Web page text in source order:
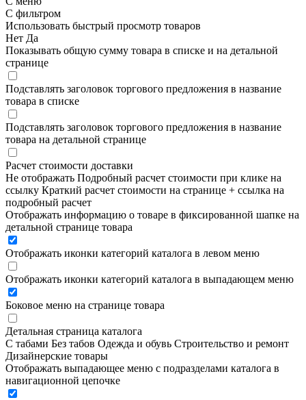
С фильтром
Использовать быстрый просмотр товаров
Нет Да
Показывать общую сумму товара в списке и на детальной
странице
Подставлять заголовок торгового предложения в название
товара в списке
Подставлять заголовок торгового предложения в название
товара на детальной странице
Расчет стоимости доставки
Не отображать Подробный расчет стоимости при клике на
ссылку Краткий расчет стоимости на странице + ссылка на
подробный расчет
Отображать информацию о товаре в фиксированной шапке на
детальной странице товара
Отображать иконки категорий каталога в левом меню
Отображать иконки категорий каталога в выпадающем меню
Боковое меню на странице товара
Детальная страница каталога
С табами Без табов Одежда и обувь Строительство и ремонт
Дизайнерские товары
Отображать выпадающее меню с подразделами каталога в
навигационной цепочке